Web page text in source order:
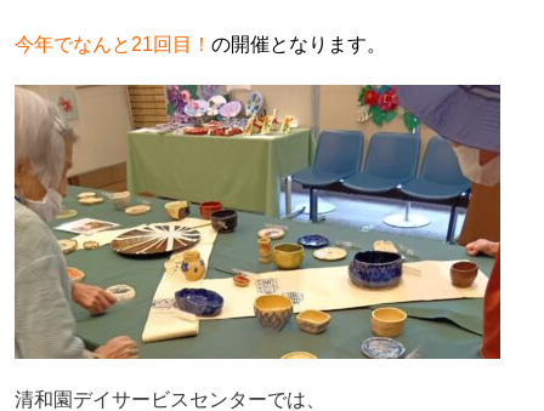
今年でなんと21回目！ の開催となります。
清和園デイサービスセンターでは、